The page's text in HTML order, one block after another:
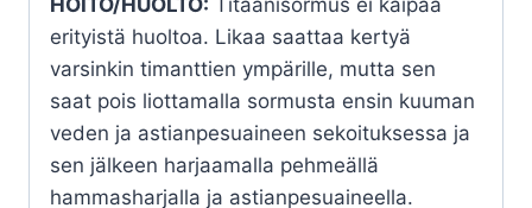
HOITO/HUOLTO: Titaanisormus ei kaipaa
erityistä huoltoa. Likaa saattaa kertyä
varsinkin timanttien ympärille, mutta sen
saat pois liottamalla sormusta ensin kuuman
veden ja astianpesuaineen sekoituksessa ja
sen jälkeen harjaamalla pehmeällä
hammasharjalla ja astianpesuaineella.